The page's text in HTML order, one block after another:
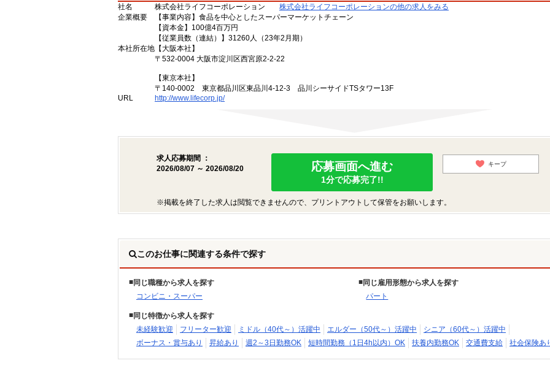
社名
株式会社ライフコーポレーション
株式会社ライフコーポレーションの他の求人をみる
企業概要
【事業内容】食品を中心としたスーパーマーケットチェーン
【資本金】100億4百万円
【従業員数（連結）】31260人（23年2月期）
本社所在地 【大阪本社】
〒532-0004 大阪市淀川区西宮原2-2-22
【東京本社】
〒140-0002 東京都品川区東品川4-12-3 品川シーサイドTSタワー13F
URL
http://www.lifecorp.jp/
求人応募期間 ：
2026/08/07 ～ 2026/08/20
応募画面へ進む
1分で応募完了!!
キープ
※掲載を終了した求人は閲覧できませんので、プリントアウトして保管をお願いします。
このお仕事に関連する条件で探す
同じ職種から求人を探す
コンビニ・スーパー
同じ雇用形態から求人を探す
パート
同じ特徴から求人を探す
未経験歓迎
フリーター歓迎 ミドル（40代～）活躍中 エルダー（50代～）活躍中
シニア（60代～）活躍中
ボーナス・賞与あり
昇給あり 週2～3日勤務OK 短時間勤務（1日4h以内）OK 扶養内勤務OK 交通費支給 社会保険あ